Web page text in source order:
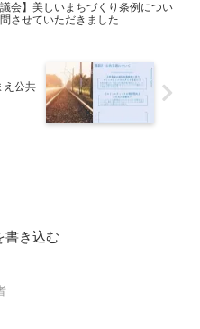
議会】美しいまちづくり条例につい
させていただきました
え公共
書き込む